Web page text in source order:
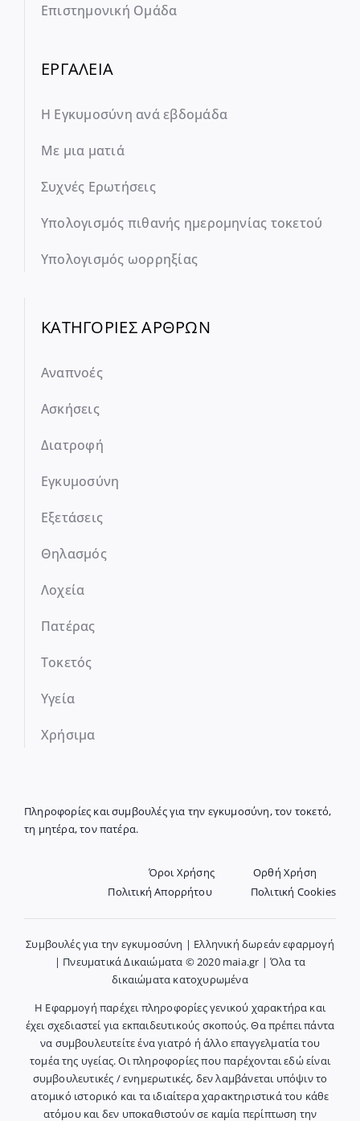
Επιστημονική Ομάδα
ΕΡΓΑΛΕΙΑ
Η Εγκυμοσύνη ανά εβδομάδα
Με μια ματιά
Συχνές Ερωτήσεις
Υπολογισμός πιθανής ημερομηνίας τοκετού
Υπολογισμός ωορρηξίας
ΚΑΤΗΓΟΡΙΕΣ ΑΡΘΡΩΝ
Αναπνοές
Ασκήσεις
Διατροφή
Εγκυμοσύνη
Εξετάσεις
Θηλασμός
Λοχεία
Πατέρας
Τοκετός
Υγεία
Χρήσιμα
Πληροφορίες και συμβουλές για την εγκυμοσύνη, τον τοκετό,
τη μητέρα, τον πατέρα.
Όροι Χρήσης
Ορθή Χρήση
Πολιτική Απορρήτου
Πολιτική Cookies
Συμβουλές για την εγκυμοσύνη | Ελληνική δωρεάν εφαρμογή
| Πνευματικά Δικαιώματα © 2020 maia.gr | Όλα τα
δικαιώματα κατοχυρωμένα
Η Εφαρμογή παρέχει πληροφορίες γενικού χαρακτήρα και
έχει σχεδιαστεί για εκπαιδευτικούς σκοπούς. Θα πρέπει πάντα
να συμβουλευτείτε ένα γιατρό ή άλλο επαγγελματία του
τομέα της υγείας. Οι πληροφορίες που παρέχονται εδώ είναι
συμβουλευτικές / ενημερωτικές, δεν λαμβάνεται υπόψιν το
ατομικό ιστορικό και τα ιδιαίτερα χαρακτηριστικά του κάθε
ατόμου και δεν υποκαθιστούν σε καμία περίπτωση την